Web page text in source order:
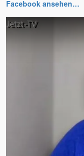
Cesar Teruel
Chandrika
Daniel Odier
Facebook ansehen…